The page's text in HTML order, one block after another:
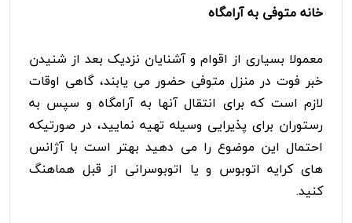
خانه متوفی به آرامگاه
معمولا بسیاری از اقوام و آشنایان نزدیک بعد از شنیدن
خبر فوت در منزل متوفی حضور می یابند، گاهی اوقات
لازم است که برای انتقال آنها به آرامگاه و سپس به
رستوران برای پذیرایی وسیله تهیه نمایید، در صورتیکه
احتمال این موضوع را می دهید بهتر است با آژانس
های کرایه اتوبوس و یا اتوبوسرانی از قبل هماهنگ
کنید.